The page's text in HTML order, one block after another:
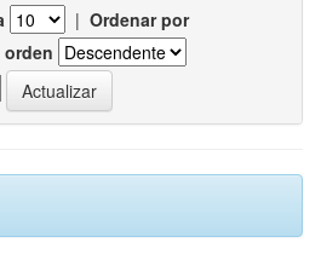
| Ordenar por
orden